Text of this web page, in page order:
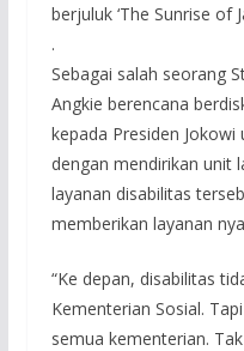
berjuluk ‘The Sunrise of
.
Sebagai salah seorang
Angkie berencana
kepada Presiden
dengan mendirikan unit
layanan disabilitas
memberikan layanan
“Ke depan, disabilitas
Kementerian Sosial.
semua kementerian.